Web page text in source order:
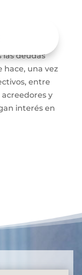
de muerte
los bienes
las deudas
hace, una vez
entre
y
interés en